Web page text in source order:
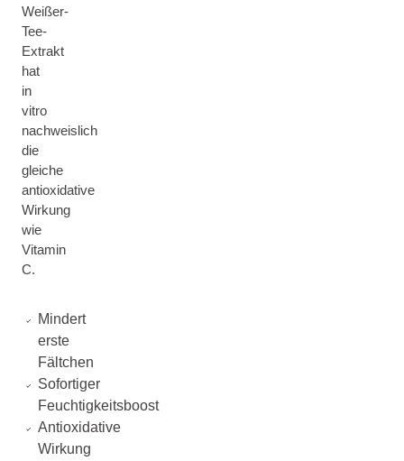
Weißer-
Tee-
Extrakt
hat
in
vitro
nachweislich
die
gleiche
antioxidative
Wirkung
wie
Vitamin
C.
Mindert
erste
Fältchen
Sofortiger
Feuchtigkeitsboost
Antioxidative
Wirkung